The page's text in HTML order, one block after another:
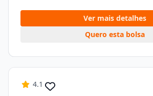
Ver mais detalhes
Quero esta bolsa
4.1